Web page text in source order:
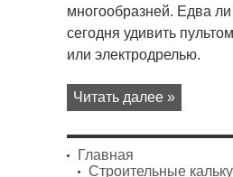
многообразней. Едва
сегодня удивить
или электродрелью.
Читать далее »
Главная
Строительные